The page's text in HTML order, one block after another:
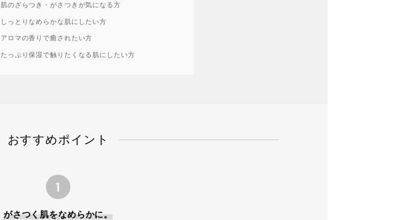
肌のざらつき・がさつきが気になる方
しっとりなめらかな肌にしたい方
アロマの香りで癒されたい方
たっぷり保湿で触りたくなる肌にしたい方
おすすめポイント
1
がさつく肌をなめらかに。